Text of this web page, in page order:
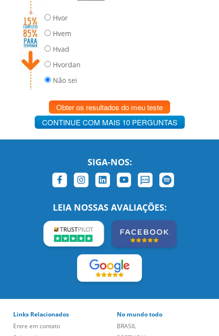
Hvor
Hvem
Hvad
Hvordan
Não sei
Obter os resultados do meu teste
CONTINUE COM MAIS 10 PERGUNTAS
SIGA-NOS:
LEIA NOSSAS AVALIAÇÕES:
Links Relacionados
Entre em contato
No mundo todo
BRASIL